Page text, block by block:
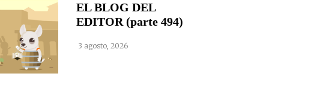
EL BLOG DEL
EDITOR (parte 494)
3 agosto, 2026